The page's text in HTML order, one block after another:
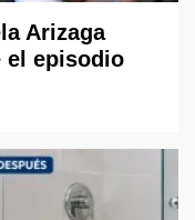
Arizaga
el episodio